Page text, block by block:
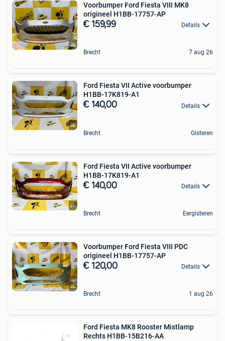
Voorbumper Ford Fiesta VIII MK8
origineel H1BB-17757-AP
€ 159,99 Details
Brecht 7 aug 26
Ford Fiesta VII Active voorbumper
H1BB-17K819-A1
€ 140,00 Details
Brecht Gisteren
Ford Fiesta VII Active voorbumper
H1BB-17K819-A1
€ 140,00 Details
Brecht Eergisteren
Voorbumper Ford Fiesta VIII PDC
origineel H1BB-17757-AP
€ 120,00 Details
Brecht 1 aug 26
Ford Fiesta MK8 Rooster Mistlamp
Rechts H1BB-15B216-AA